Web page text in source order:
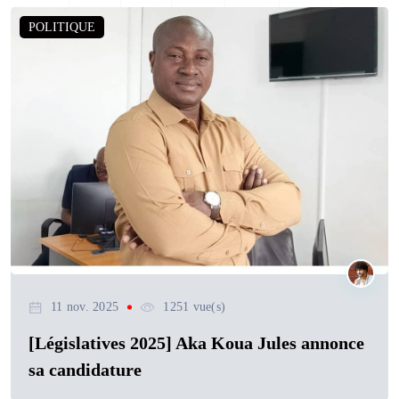
POLITIQUE
11 nov. 2025 1251 vue(s)
[Législatives 2025] Aka Koua Jules annonce
sa candidature